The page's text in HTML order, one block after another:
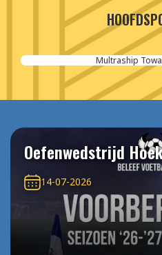
Oefenwedstrijd
14-07-2026